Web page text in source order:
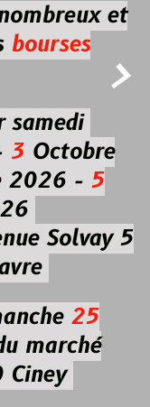

et
bourses
3Octobre
2026 - 5
Solvay 5
25
marché